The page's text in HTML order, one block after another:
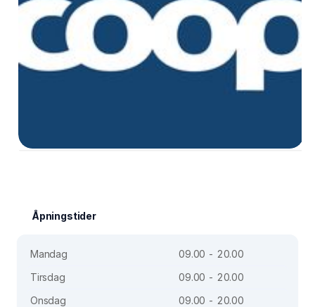
Åpningstider
Mandag
09.00 - 20.00
Tirsdag
09.00 - 20.00
Onsdag
09.00 - 20.00